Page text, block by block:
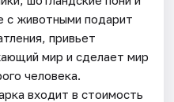
с животными подарит
привьет
мир и сделает мир
человека.
входит в стоимость